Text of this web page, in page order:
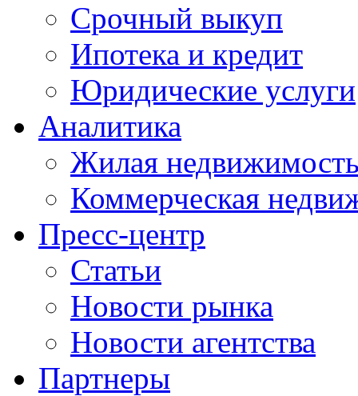
Срочный выкуп
Ипотека и кредит
Юридические услуги
Аналитика
Жилая
Коммерческая
Пресс-центр
Статьи
Новости рынка
Новости агентства
Партнеры